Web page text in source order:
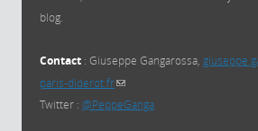
blog.
Contact : Giuseppe Gangarossa,
paris-diderot.fr(link sends e-mail)
Twitter : @PeppeGanga